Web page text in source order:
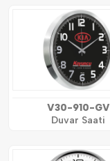
V30-910-GV
Duvar Saati